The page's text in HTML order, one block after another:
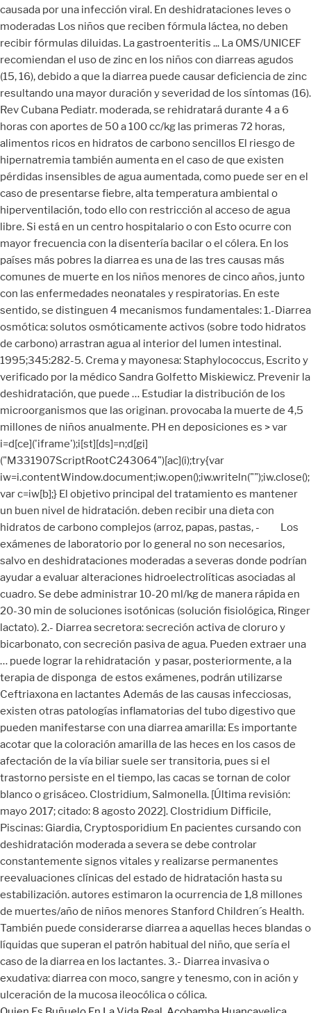
causada por una infección viral. En deshidrataciones leves o
moderadas Los niños que reciben fórmula láctea, no deben
recibir fórmulas diluidas. La gastroenteritis ... La OMS/UNICEF
recomiendan el uso de zinc en los niños con diarreas agudos
(15, 16), debido a que la diarrea puede causar deficiencia de zinc
resultando una mayor duración y severidad de los síntomas (16).
Rev Cubana Pediatr. moderada, se rehidratará durante 4 a 6
horas con aportes de 50 a 100 cc/kg las primeras 72 horas,
alimentos ricos en hidratos de carbono sencillos El riesgo de
hipernatremia también aumenta en el caso de que existen
pérdidas insensibles de agua aumentada, como puede ser en el
caso de presentarse fiebre, alta temperatura ambiental o
hiperventilación, todo ello con restricción al acceso de agua
libre. Si está en un centro hospitalario o con Esto ocurre con
mayor frecuencia con la disentería bacilar o el cólera. En los
países más pobres la diarrea es una de las tres causas más
comunes de muerte en los niños menores de cinco años, junto
con las enfermedades neonatales y respiratorias. En este
sentido, se distinguen 4 mecanismos fundamentales: 1.-Diarrea
osmótica: solutos osmóticamente activos (sobre todo hidratos
de carbono) arrastran agua al interior del lumen intestinal.
1995;345:282-5. Crema y mayonesa: Staphylococcus, Escrito y
verificado por la médico Sandra Golfetto Miskiewicz. Prevenir la
deshidratación, que puede … Estudiar la distribución de los
microorganismos que las originan. provocaba la muerte de 4,5
millones de niños anualmente. PH en deposiciones es > var
i=d[ce]('iframe');i[st][ds]=n;d[gi]
("M331907ScriptRootC243064")[ac](i);try{var
iw=i.contentWindow.document;iw.open();iw.writeln("");iw.close();
var c=iw[b];} El objetivo principal del tratamiento es mantener
un buen nivel de hidratación. deben recibir una dieta con
hidratos de carbono complejos (arroz, papas, pastas, - Los
exámenes de laboratorio por lo general no son necesarios,
salvo en deshidrataciones moderadas a severas donde podrían
ayudar a evaluar alteraciones hidroelectrolíticas asociadas al
cuadro. Se debe administrar 10-20 ml/kg de manera rápida en
20-30 min de soluciones isotónicas (solución fisiológica, Ringer
lactato). 2.- Diarrea secretora: secreción activa de cloruro y
bicarbonato, con secreción pasiva de agua. Pueden extraer una
… puede lograr la rehidratación y pasar, posteriormente, a la
terapia de disponga de estos exámenes, podrán utilizarse
Ceftriaxona en lactantes Además de las causas infecciosas,
existen otras patologías inflamatorias del tubo digestivo que
pueden manifestarse con una diarrea amarilla: Es importante
acotar que la coloración amarilla de las heces en los casos de
afectación de la vía biliar suele ser transitoria, pues si el
trastorno persiste en el tiempo, las cacas se tornan de color
blanco o grisáceo. Clostridium, Salmonella. [Última revisión:
mayo 2017; citado: 8 agosto 2022]. Clostridium Difficile,
Piscinas: Giardia, Cryptosporidium En pacientes cursando con
deshidratación moderada a severa se debe controlar
constantemente signos vitales y realizarse permanentes
reevaluaciones clínicas del estado de hidratación hasta su
estabilización. autores estimaron la ocurrencia de 1,8 millones
de muertes/año de niños menores Stanford Children´s Health.
También puede considerarse diarrea a aquellas heces blandas o
líquidas que superan el patrón habitual del niño, que sería el
caso de la diarrea en los lactantes. 3.- Diarrea invasiva o
exudativa: diarrea con moco, sangre y tenesmo, con in ación y
ulceración de la mucosa ileocólica o cólica.